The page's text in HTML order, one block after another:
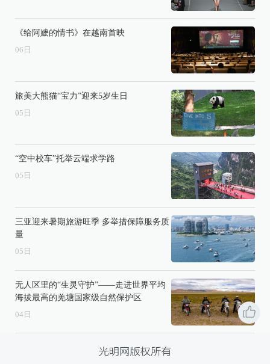
《给阿嬷的情书》在越南首映
06 日
旅美大熊猫“宝力”迎来5岁生日
05 日
“空中校车”托举云端求学路
05 日
三亚迎来暑期旅游旺季 多举措保障服务质
量
05 日
无人区里的“生灵守护”——走进世界平均
海拔最高的羌塘国家级自然保护区
04 日